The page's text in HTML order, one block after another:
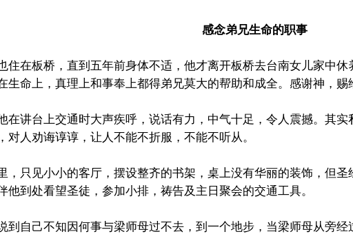
感念弟兄生命的职事
住在板桥，直到五年前身体不适，他才离开板桥去台南女儿家中
生命上，真理上和事奉上都得弟兄莫大的帮助和成全。感谢神，赐
在讲台上交通时大声疾呼，说话有力，中气十足，令人震撼。其
人劝诲谆谆，让人不能不折服，不能不听从。
，只见小小的客厅，摆设整齐的书架，桌上没有华丽的装饰，但
到处看望圣徒，参加小排，祷告及主日聚会的交通工具。
到自己不知因何事与梁师母过不去，到一个地步，当梁师母从旁